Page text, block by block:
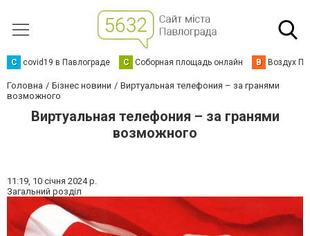
C covid19 в Павлограде С Соборная площадь онлайн В Воздух
Головна Бізнес новини
Виртуальная телефония – за гранями
возможного
Виртуальная телефония – за гранями
возможного
11:19, 10 січня 2024 р.
Загальний розділ